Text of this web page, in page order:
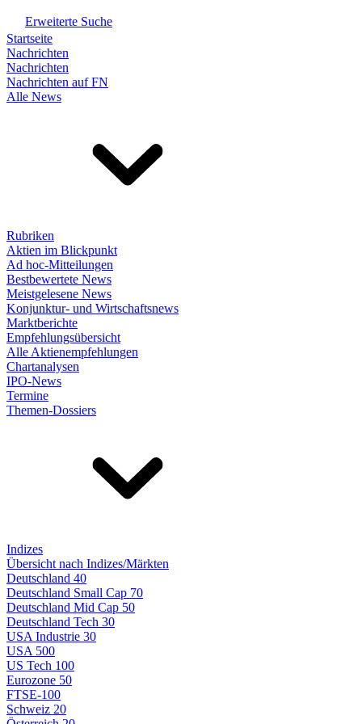
Erweiterte Suche
Startseite
Nachrichten
Nachrichten
Nachrichten auf FN
Alle News
Rubriken
Aktien im Blickpunkt
Ad hoc-Mitteilungen
Bestbewertete News
Meistgelesene News
Konjunktur- und Wirtschaftsnews
Marktberichte
Empfehlungsübersicht
Alle Aktienempfehlungen
Chartanalysen
IPO-News
Termine
Themen-Dossiers
Indizes
Übersicht nach Indizes/Märkten
Deutschland 40
Deutschland Small Cap 70
Deutschland Mid Cap 50
Deutschland Tech 30
USA Industrie 30
USA 500
US Tech 100
Eurozone 50
FTSE-100
Schweiz 20